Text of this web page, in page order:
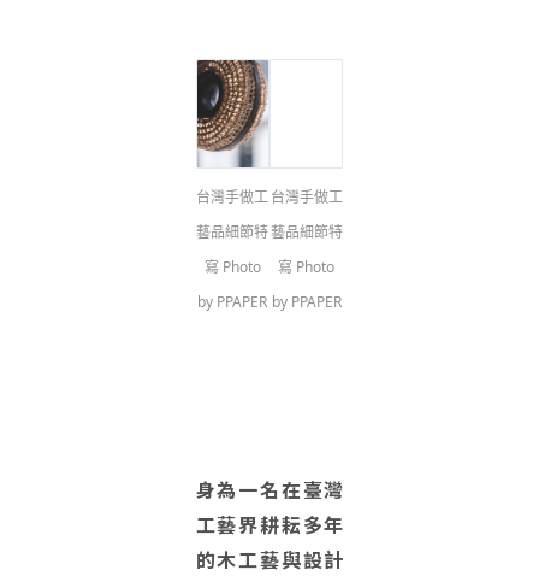
台灣手做工
藝品細節特
寫 Photo
by PPAPER
台灣手做工
藝品細節特
寫 Photo
by PPAPER
身為一名在臺灣
工藝界耕耘多年
的木工藝與設計